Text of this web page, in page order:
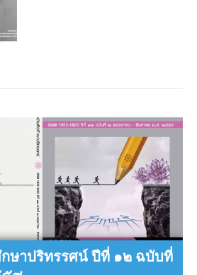
ษาปริทรรศน์ ปีที่ ๑๒ ฉบับที่